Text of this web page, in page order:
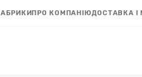
ПРО КОМПАНІЮДОСТАВКА